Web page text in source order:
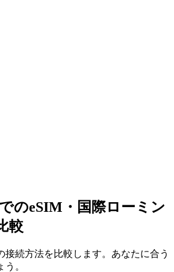
のeSIM・国際ローミン
較
接続方法を比較します。あなたに合う
。